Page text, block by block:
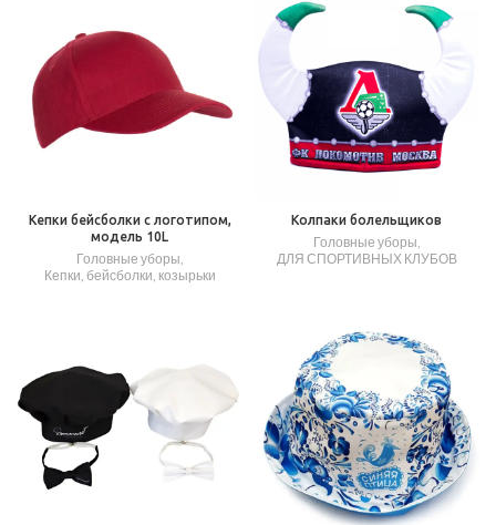
Кепки бейсболки с логотипом,
модель 10L
Головные уборы,
Кепки, бейсболки, козырьки
Колпаки болельщиков
Головные уборы,
ДЛЯ СПОРТИВНЫХ КЛУБОВ